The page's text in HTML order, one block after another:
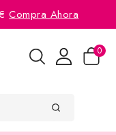
Compra Ahora
0